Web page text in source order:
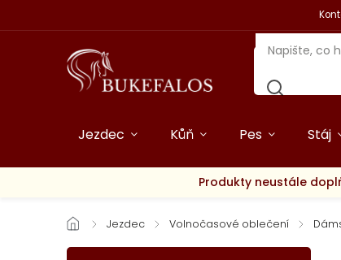
Jezdec Kůň Pes Stáj
Produkty neustále
/ Jezdec / Volnočasové oblečení /